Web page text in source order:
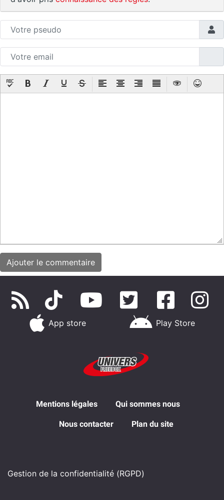
App store Play Store
Mentions légales Qui sommes nous
Nous contacter Plan du site
Gestion de la confidentialité (RGPD)